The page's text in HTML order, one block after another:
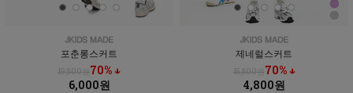
포춘롱스커트
19,800원70% ↓
6,000원
제네럴스커트
15,800원70% ↓
4,800원